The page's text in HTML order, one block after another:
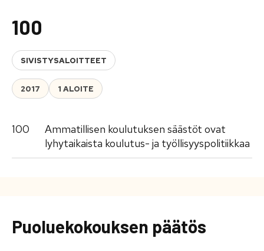
100
SIVISTYSALOITTEET
2017 1 ALOITE
100
Ammatillisen koulutuksen säästöt ovat
lyhytaikaista koulutus- ja työllisyyspolitiikkaa
Puoluekokouksen päätös